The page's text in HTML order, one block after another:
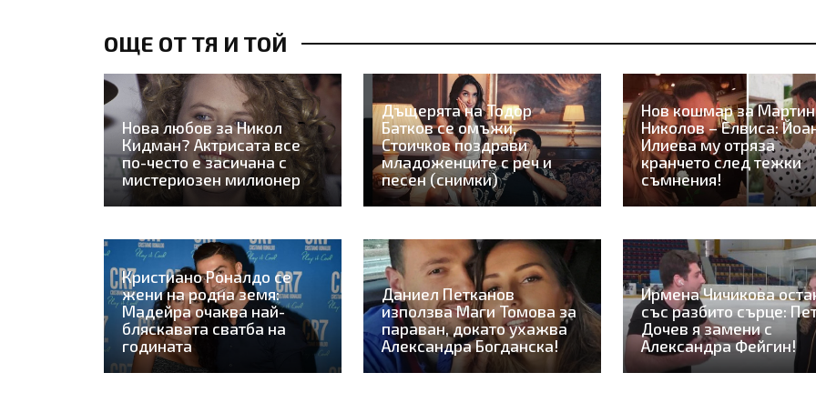
ОЩЕ ОТ ТЯ И ТОЙ
Нова любов за Никол
Кидман? Актрисата все
по-често е засичана с
мистериозен милионер
Дъщерята на Тодор
Батков се омъжи,
Стоичков поздрави
младоженците с реч и
песен (снимки)
Нов кошмар за Мартин
Николов – Елвиса:
Илиева му отряза
кранчето след тежки
съмнения!
Кристиано Роналдо се
жени на родна земя:
Мадейра очаква най-
бляскавата сватба на
годината
Даниел Петканов
използва Маги Томова за
параван, докато ухажва
Александра Богданска!
Ирмена Чичикова
със разбито сърце:
Дочев я замени с
Александра Фейгин!